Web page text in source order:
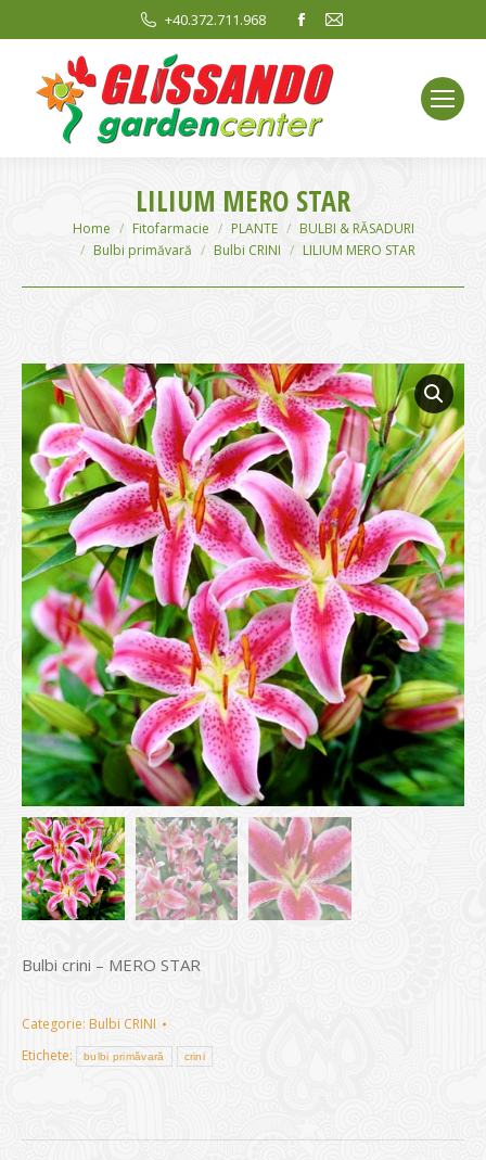
+40.372.711.968
Facebook
opens
in
new
window
Mail
window
LILIUM MERO STAR
You are here:
Home Fitofarmacie PLANTE
BULBI & RĂSADURI
Bulbi primăvară
Bulbi CRINI LILIUM MERO STAR
Bulbi crini – MERO STAR
Categorie: Bulbi CRINI
Etichete:
bulbi primăvară crini